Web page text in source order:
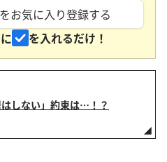
をお気に入り登録する
を入れるだけ！
はしない」約束は…！？